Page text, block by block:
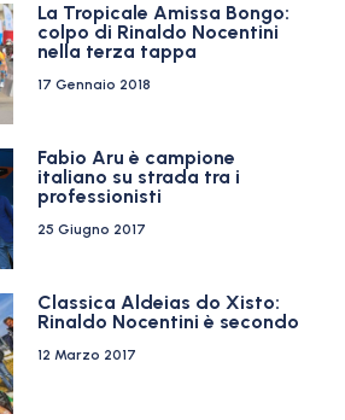
La Tropicale Amissa Bongo:
colpo di Rinaldo Nocentini
nella terza tappa
17 Gennaio 2018
Fabio Aru è campione
italiano su strada tra i
professionisti
25 Giugno 2017
Classica Aldeias do Xisto:
Rinaldo Nocentini è secondo
12 Marzo 2017